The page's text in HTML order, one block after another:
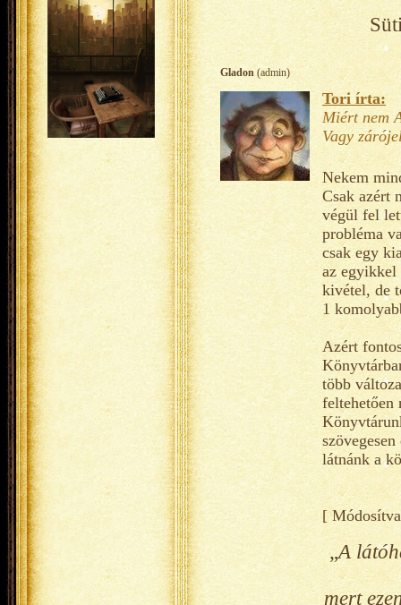
Gladon (admin)
Tori írta:
Miért nem
Vagy
Nekem
Csak azért
végül fel
probléma
csak egy
az egyikkel
kivétel, de
1
Azért
több
feltehetően
látnánk a
[
„A
mert